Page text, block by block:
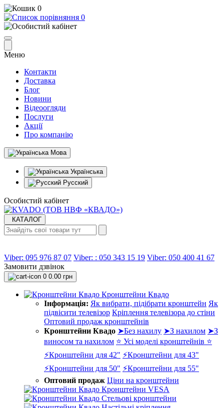
0
0
Меню
Контакти
Доставка
Блог
Новини
Відеоогляди
Послуги
Акції
Про компанію
Мова
Українська
Русский
Особистий кабінет
КАТАЛОГ
Viber: 095 976 87 07 Viber: : 050 343 15 19‬ Viber: 050 400 41 67
Замовити дзвінок
0 0.00 грн
Кронштейни Квадо
Інформація: Як вибрати, підібрати кронштейн Як
підвісити телевізор Кріплення телевізора до стіни
Оптовий продаж кронштейнів
Кронштейни Квадо ➤Без нахилу ➤З нахилом ➤З
виносом та нахилом ⭐ Усі моделі кронштейнів ⭐
⚡Кронштейни для 42" ⚡Кронштейни для 43"
⚡Кронштейни для 50" ⚡Кронштейни для 55"
Оптовий продаж Ціни на кронштейни
Кронштейни VESA
Стельові кронштейни